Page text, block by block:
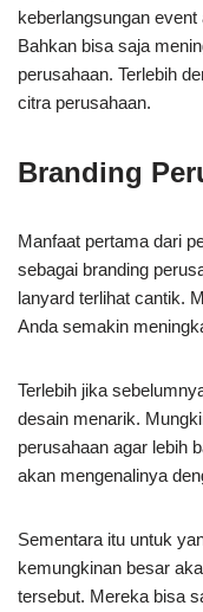
keberlangsungan
Bahkan bisa saja
perusahaan. Terlebih
citra perusahaan.
Branding
Manfaat pertama dari
sebagai branding
lanyard terlihat cantik.
Anda semakin
Terlebih jika
desain menarik.
perusahaan agar lebih
akan mengenalinya
Sementara itu untuk
kemungkinan besar
tersebut. Mereka bisa